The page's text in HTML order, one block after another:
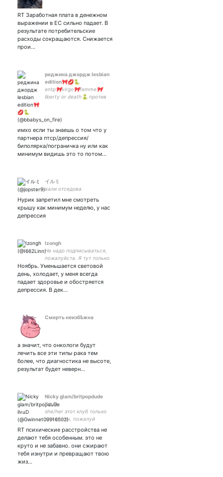
RT Заработная плата в денежном
выражении в ЕС сильно падает. В
результате потребительские
расходы сокращаются. Снижается
прои…
реджина джордж lesbian
edition🎀💋🐍
entp🎀virgo🎀femme🎀
liberty or death🐍 против
закрытка
имхо если ты знаешь о том что у
партнера птср/депрессия/
биполярка/пограничка ну или как
минимум видишь это то потом…
イルミ
вали отседова
Нурик запретил мне смотреть
крышу как минимум неделю, у нас
депрессия
Izongh
Не надо подписываться,
пожалуйста. Я тут только
читаю и иногда
комментирую
Ноябрь. Уменьшается световой
день, холодает, у меня всегда
падает здоровье и обостряется
депрессия. В дек…
Смерть неизбѣжна
а значит, что онкологи будут
лечить все эти типы рака тем
более, что диагностика не высоте,
результат будет неверн…
Nicky glam/britpopdude
ilvuD
she/her этот клуб только
для элиты, пожалуй
RT психические расстройства не
делают тебя особенным. это не
круто и не забавно. они сжирают
тебя изнутри и превращают твою
жиз…